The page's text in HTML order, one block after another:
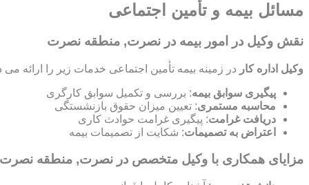
مسائل بیمه و تأمین اجتماعی
نقش وکیل در امور بیمه در نصرت, منطقه نصرت
وکیل اداره کار در زمینه بیمه تأمین اجتماعی خدمات زیر را ارائه می
پیگیری سوابق بیمه: بررسی و تکمیل سوابق کارگری
محاسبه مستمری: تعیین میزان حقوق بازنشستگی
دریافت غرامت: پیگیری غرامت حوادث کاری
اعتراض به تصمیمات: شکایت از تصمیمات بیمه
مزایای همکاری با وکیل متخصص در نصرت, منطقه نصرت